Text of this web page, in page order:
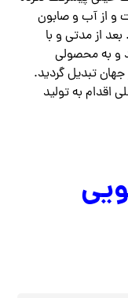
و از آب و صابون
از مدتی و با
و به محصولی
تبدیل گردید.
اقدام به تولید